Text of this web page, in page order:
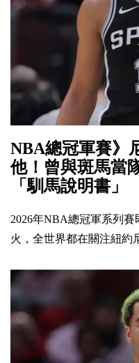
NBA總冠軍賽》
他！曾與斑馬當
「馴馬說明書」
2026年NBA總冠軍系列
火，全世界都在關注紐約